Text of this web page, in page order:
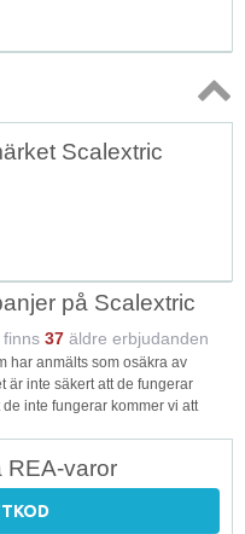
Topp
Scalextric
på Scalextric
finns 37 äldre erbjudanden
har anmälts som osäkra av
är inte säkert att de fungerar
inte fungerar kommer vi att
REA-varor